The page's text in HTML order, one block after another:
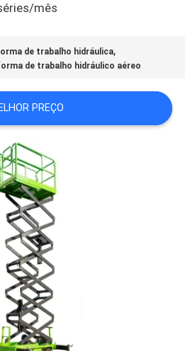
mês
de trabalho hidráulica,
de trabalho hidráulico aéreo
PREÇO